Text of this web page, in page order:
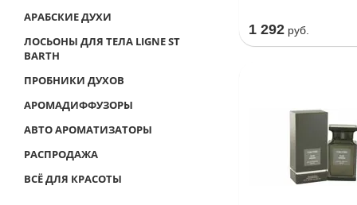
1 292 руб.
АРАБСКИЕ ДУХИ
ЛОСЬОНЫ ДЛЯ ТЕЛА LIGNE ST
BARTH
ПРОБНИКИ ДУХОВ
АРОМАДИФФУЗОРЫ
АВТО АРОМАТИЗАТОРЫ
РАСПРОДАЖА
ВСЁ ДЛЯ КРАСОТЫ